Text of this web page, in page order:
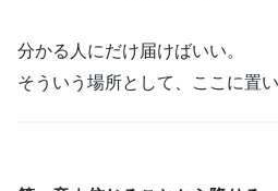
分かる人にだけ届けばいい。
そういう場所として、ここに置い